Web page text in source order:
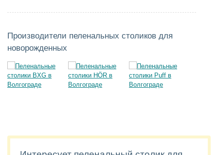
Производители пеленальных столиков для
новорожденных